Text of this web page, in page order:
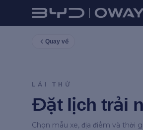
Quay về
LÁI THỬ
Đặt lịch trải
Chọn mẫu xe, địa điểm và thời